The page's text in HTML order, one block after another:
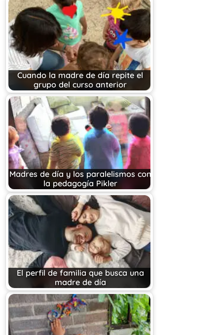
Cuando la madre de día repite el
grupo del curso anterior
Madres de día y los paralelismos con
la pedagogía Pikler
El perfil de familia que busca una
madre de día